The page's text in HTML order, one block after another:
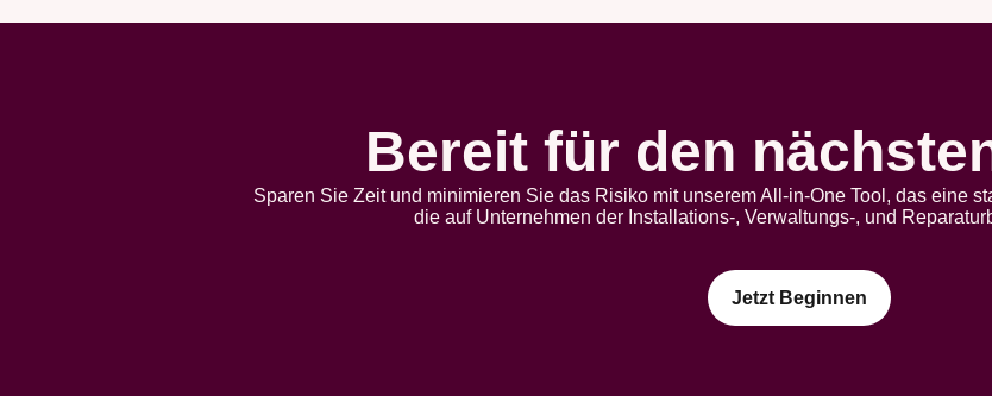
Bereit für den
Sparen Sie Zeit und minimieren Sie das Risiko mit unserem All-in-One Tool, das eine
die auf Unternehmen der Installations-, Verwaltungs-, und
Jetzt Beginnen